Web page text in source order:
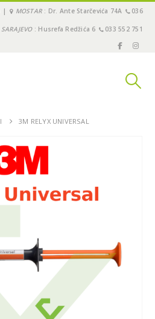
| MOSTAR : Dr. Ante Starčevića 74A 036
SARAJEVO: Husrefa Redžića 6 033 552 751
3M RELYX UNIVERSAL